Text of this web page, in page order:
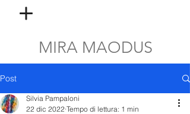
MIRA MAODUS
Post
Silvia Pampaloni
22 dic 2022 Tempo di lettura: 1 min